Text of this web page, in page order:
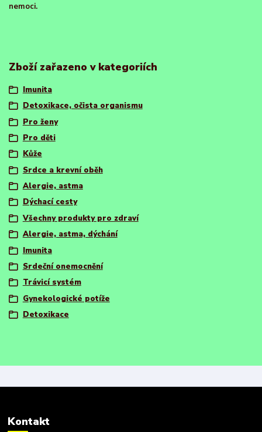
nemoci.
Zboží zařazeno v kategoriích
Imunita
Detoxikace, očista organismu
Pro ženy
Pro děti
Kůže
Srdce a krevní oběh
Alergie, astma
Dýchací cesty
Všechny produkty pro zdraví
Alergie, astma, dýchání
Imunita
Srdeční onemocnění
Trávicí systém
Gynekologické potíže
Detoxikace
Kontakt